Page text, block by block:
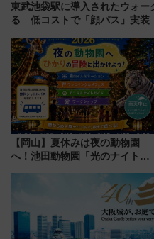
東武池袋駅に導入されたウォ
る 低コストで「顔パス」実装
【岡山】夏休みは夜の動物園
へ！池田動物園「光のナイトズ